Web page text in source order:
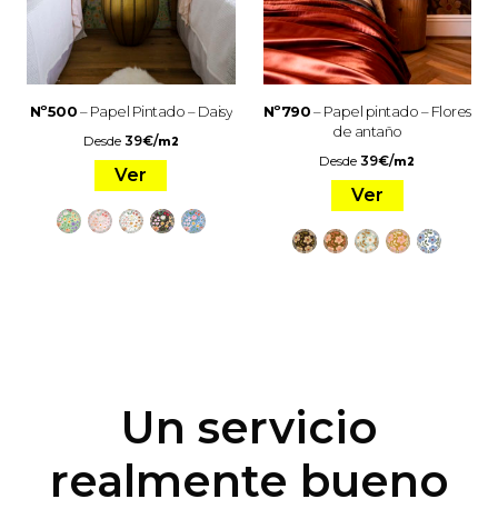
Nº500– Papel Pintado – Daisy
Desde 39€/m2
Ver
Nº790– Papel pintado – Flores
de antaño
Desde39€/m2
Ver
Un servicio
realmente bueno